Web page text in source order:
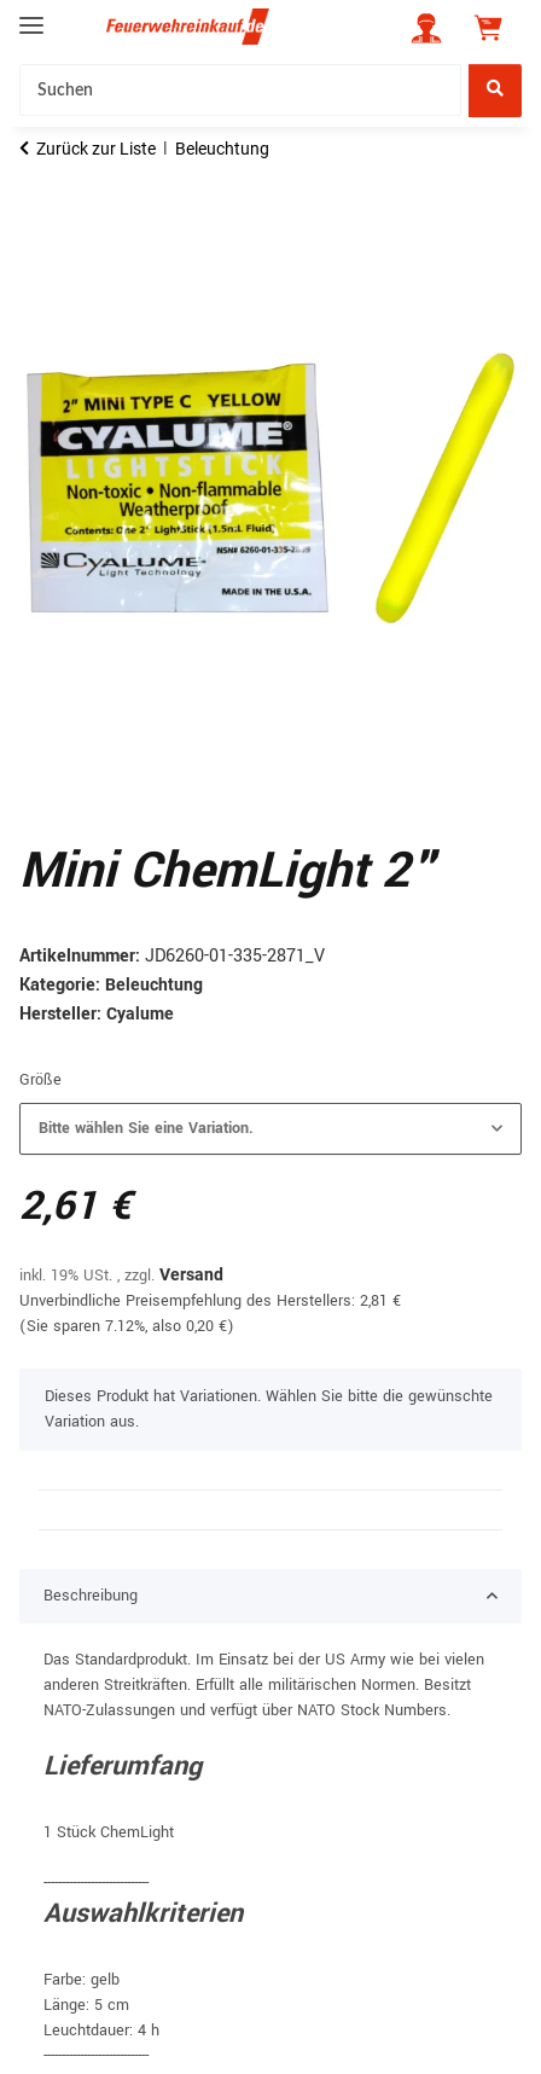
Zurück zur Liste Beleuchtung
Mini ChemLight 2"
Artikelnummer: JD6260-01-335-2871_V
Kategorie: Beleuchtung
Hersteller: Cyalume
Größe
Bitte wählen Sie eine Variation.
2,61 €
inkl. 19% USt. , zzgl. Versand
Unverbindliche Preisempfehlung des Herstellers: 2,81 €
(Sie sparen 7.12%, also 0,20 €)
xDieses Produkt hat Variationen. Wählen Sie bitte die gewünschte
Variation aus.
Beschreibung
Das Standardprodukt. Im Einsatz bei der US Army wie bei vielen
anderen Streitkräften. Erfüllt alle militärischen Normen. Besitzt
NATO-Zulassungen und verfügt über NATO Stock Numbers.
Lieferumfang
1 Stück ChemLight
-----------------------------
Auswahlkriterien
Farbe: gelb
Länge: 5 cm
Leuchtdauer: 4 h
-----------------------------